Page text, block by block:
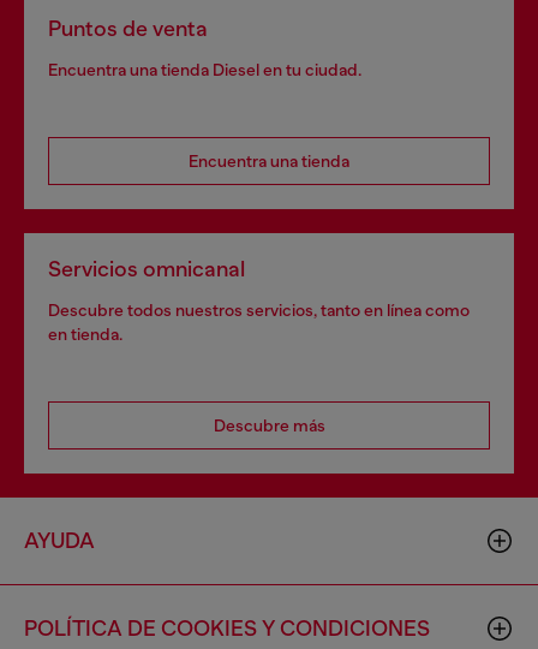
Puntos de venta
Encuentra una tienda Diesel en tu ciudad.
Encuentra una tienda
Servicios omnicanal
Descubre todos nuestros servicios, tanto en línea como
en tienda.
Descubre más
AYUDA
POLÍTICA DE COOKIES Y CONDICIONES